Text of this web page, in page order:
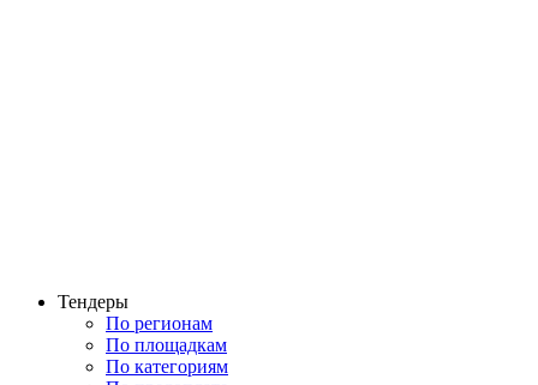
Тендеры
По регионам
По площадкам
По категориям